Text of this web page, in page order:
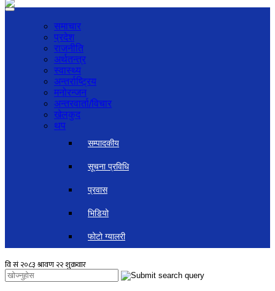
समाचार
प्रदेश
राजनीति
अर्थतन्त्र
स्वास्थ्य
अन्तर्राष्ट्रिय
मनोरन्जन
अन्तरवार्ता/विचार
खेलकुद
थप
सम्पादकीय
सूचना प्रविधि
प्रवास
भिडियो
फोटो ग्यालरी